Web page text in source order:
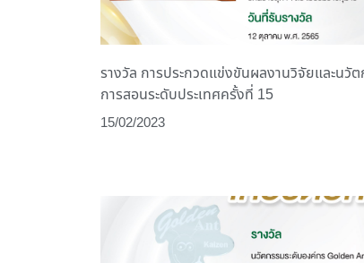
รางวัล การประกวดแข่งขันผลงานวิจัยและนวั
การสอนระดับประเทศครั้งที่ 15
15/02/2023